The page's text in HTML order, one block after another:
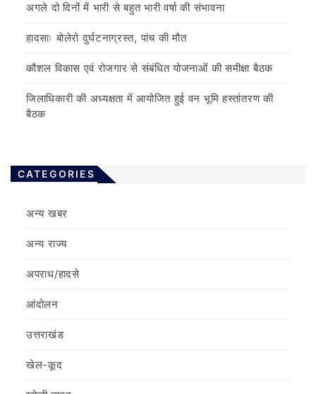
अगले दो दिनों में भारी से बहुत भारी वर्षा की संभावना
हादसाः बोलेरो दुर्घटनाग्रस्त, पांच की मौत
कौशल विकास एवं रोजगार से संबंधित योजनाओं की समीक्षा बैठक
जिलाधिकारी की अध्यक्षता में आयोजित हुई वन भूमि हस्तांतरण की
बैठक
CATEGORIES
अन्य खबर
अन्य राज्य
अपराध/हादसे
आंदोलन
उत्तराखंड
खेल-कूद